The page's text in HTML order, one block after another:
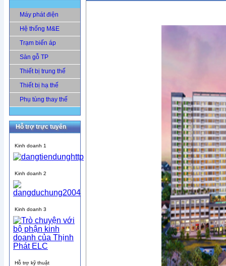
Máy phát điện
Hệ thống M&E
Trạm biến áp
Sàn gỗ TP
Thiết bị trung thế
Thiết bị hạ thế
Phụ tùng thay thế
Hỗ trợ trực tuyến
Kinh doanh 1
Kinh doanh 2
Kinh doanh 3
Hỗ trợ kỹ thuật